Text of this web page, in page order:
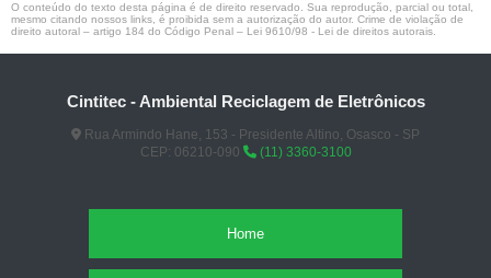
O conteúdo do texto desta página é de direito reservado. Sua reprodução, parcial ou total,
mesmo citando nossos links, é proibida sem a autorização do autor. Crime de violação de
direito autoral – artigo 184 do Código Penal – Lei 9610/98 - Lei de direitos autorais
Cintitec - Ambiental Reciclagem de Eletrônicos
Rua Armindo Hane, 153 - Presidente Altino, Osasco - SP
CEP: 06210-090
(11) 3360-3100
Home